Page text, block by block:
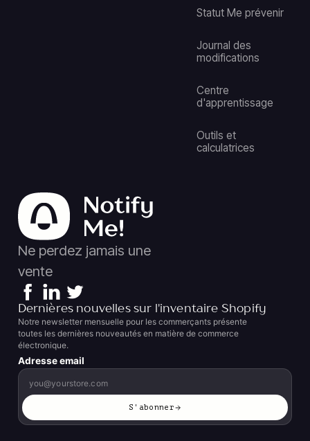
Statut Me prévenir
Journal des
modifications
Centre
d'apprentissage
Outils et
calculatrices
Ne perdez jamais une
vente
Dernières nouvelles sur l'inventaire Shopify
Notre newsletter mensuelle pour les commerçants présente
toutes les dernières nouveautés en matière de commerce
électronique.
Adresse email
S'abonner